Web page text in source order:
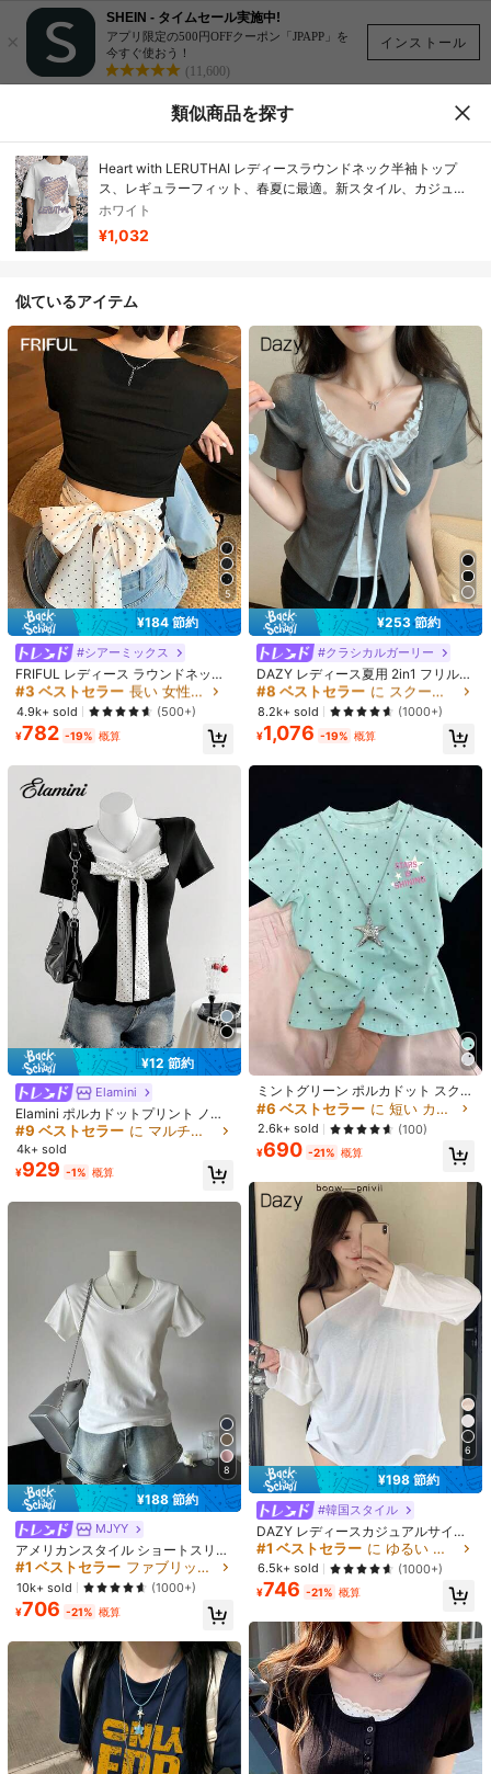
インストール
×
SHEIN - タイムセール実施中!
アプリ限定の500円OFFクーポン「JPAPP」を
今すぐ使おう！
(11,600)
1,032 -23% 残り3日
3日間配達 最短で8月13日に到着
Heart with LERUTHAI レディースラウンドネック半袖トップス、
レギュラーフィット、春夏に最適。新スタイル、カジュアル
なお出かけに、多用途でエレガント、通勤にも最適。春夏の
必需品、新春夏スタイル、快適で通気性抜群、柔らかく快適、日
本と韓国スタイル、洗濯機洗い可能、ギフトにも最適！DX
サイズ
S M XXL XXXL
サイズガイド
お探しのサイズがありませんか？ 教えてください
すべての サイズ は3日間配達 の対象となります
お届け先
送料無料
3日間配達
500 ポイント 付与遅延
返品無料
安全な支払い · プライバシー保護
Sold by & Ships from: PODJNV
製品詳細
素材:
コットン
100% コットン
もっと見る
PODJNV
Local Seller
4.55 3 フォロワー
4.55 3 フォロワー
o***o
にフォローしました
3 フォロワー
4.55 3 フォロワー
472 件が最近販売されました
フォロー すべての商品
あなたにおすすめの商品
おすすめ アパレルアクセサリー ジュエリー＆ウォッチ アンダー
類似商品を探す
Heart with LERUTHAI レディースラウンドネック半袖トップ
ス、レギュラーフィット、春夏に最適。新スタイル、カジュア
ルなお出かけに、多用途でエレガント、通勤にも最適。春夏の
必需品、新春夏スタイル、快適で通気性抜群、柔らかく快適、
日本と韓国スタイル、洗濯機洗い可能、ギフトにも最適！DX
ホワイト
¥1,032
似ているアイテム
5
¥184 節約
#シアーミックス
FRIFUL レディース ラウンドネック
バックポルカドット柄 ファブリック
切り替え リボンストラップ装飾 透か
しデザイン セクシー スウィート Tシ
ャツ
#3 ベストセラー
売り切れ間近！
#3 ベストセラー 長い 女性用Tシャツ
売り切れ間近！
#3 ベストセラー 長い 女性用Tシャツ
売り切れ間近！
#3 ベストセラー
4.9k+ sold (500+)
¥782 -19% 概算
¥12 節約
Elamini
Elamini ポルカドットプリント ノッ
トフロント 半袖 カジュアルTシャツ
(レディース)
#9 ベストセラー に マルチカラー 女性用Tシャツ
売り切れ間近！
#9 ベストセラー に マルチカラー 女性用Tシャツ
売り切れ間近！
#9 ベストセラー に マルチカラー 女性用Tシャツ
売り切れ間近！
#9 ベストセラー
売り切れ間近！
4k+ sold
¥929 -1% 概算
8
¥188 節約
MJYY
アメリカンスタイル ショートスリー
ブ クルーネック フィッテッド Tシャ
ツ レディース、春夏、新作ホワイト
カジュアルトップス
#1 ベストセラー ファブリック 女性用Tシャツ
売り切れ間近！
#1 ベストセラー ファブリック 女性用Tシャツ
売り切れ間近！
#1 ベストセラー ファブリック 女性用Tシャツ
売り切れ間近！
#1 ベストセラー
売り切れ間近！
10k+ sold (1000+)
¥706 -21% 概算
¥253 節約
#クラシカルガーリー
DAZY レディース夏用 2in1 フリル
ちょう結び 半袖Tシャツ
#8 ベストセラー に スクープネック 女性用トップス、ブラウス、Tシャツ
売り切れ間近！
#8 ベストセラー に スクープネック 女性用トップス、ブラウス、Tシャツ
売り切れ間近！
#8 ベストセラー に スクープネック 女性用トップス、ブラウス、Tシャツ
売り切れ間近！
#8 ベストセラー
8.2k+ sold (1000+)
¥1,076 -19% 概算
ミントグリーン ポルカドット スクエ
アネック Y2K 半袖トップ、スター&
レターグラフィック、夏 セクシー ス
リムフィット Tシャツ レディース カ
ジュアル
#6 ベストセラー
売り切れ間近！
#6 ベストセラー に 短い カジュアルTシャツ
売り切れ間近！
#6 ベストセラー に 短い カジュアルTシャツ
売り切れ間近！
#6 ベストセラー
売り切れ間近！
2.6k+ sold (100)
¥690 -21% 概算
6
¥198 節約
#韓国スタイル
DAZY レディースカジュアルサイド
スリットオーバーサイズTシャツ、
春夏秋用、長袖レディーストップ
ス、水着用カバーアップ
#1 ベストセラー に ゆるい ベーシックなカジュアルTシャツ
売り切れ間近！
#1 ベストセラー に ゆるい ベーシックなカジュアルTシャツ
売り切れ間近！
#1 ベストセラー に ゆるい ベーシックなカジュアルTシャツ
売り切れ間近！
#1 ベストセラー に ゆるい ベーシックなカジュアルTシャツ
売り切れ間近！
6.5k+ sold (1000+)
¥746 -21% 概算